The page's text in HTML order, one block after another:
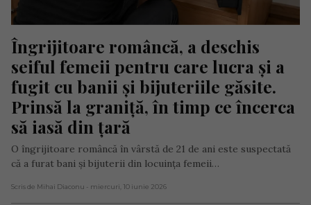
Îngrijitoare româncă, a deschis
seiful femeii pentru care lucra și a
fugit cu banii și bijuteriile găsite.
Prinsă la graniță, în timp ce încerca
să iasă din țară
O îngrijitoare româncă în vârstă de 21 de ani este suspectată
că a furat bani și bijuterii din locuința femeii…
Scris de Mihai Diaconu - miercuri, 10 iunie 2026